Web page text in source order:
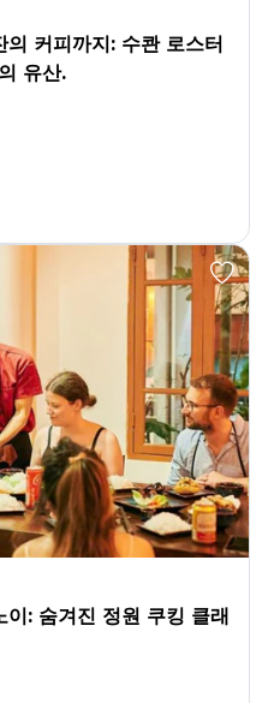
커피까지: 수콴 로스터
유산.
: 숨겨진 정원 쿠킹 클래